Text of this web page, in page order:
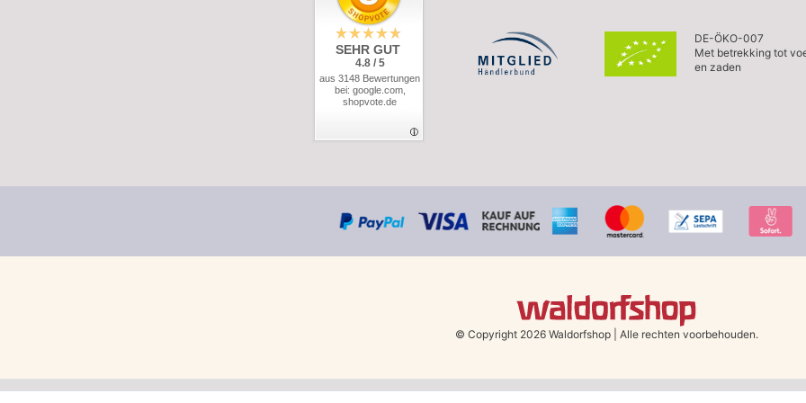
SEHR GUT
4.8 / 5
aus 3148 Bewertungen
bei: google.com,
shopvote.de
DE-ÖKO-007
Met betrekking tot
en zaden
© Copyright 2026 Waldorfshop Alle rechten voorbehouden.